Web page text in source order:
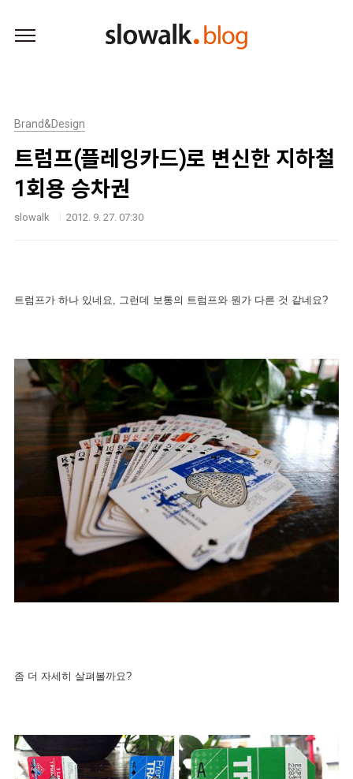
Brand&Design
트럼프(플레잉카드)로 변신한 지하철
1회용 승차권
slowalk 2012. 9. 27. 07:30
트럼프가 하나 있네요, 그런데 보통의 트럼프와 뭔가 다른 것 같네요?
좀 더 자세히 살펴볼까요?